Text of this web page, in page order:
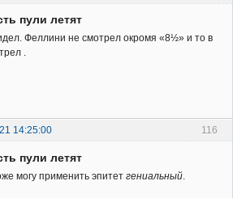
пули летят
Феллини не смотрел окромя «8½» и то в
.
116
14:25:00
пули летят
могу применить эпитет гениальный.